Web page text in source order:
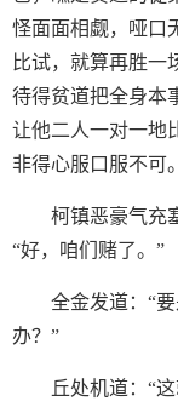
怪面面相觑，哑口
比试，就算再胜一
待得贫道把全身本
让他二人一对一地
非得心服口服不可
柯镇恶豪气充
“好，咱们赌了。”
全金发道：“
办？”
丘处机道：“